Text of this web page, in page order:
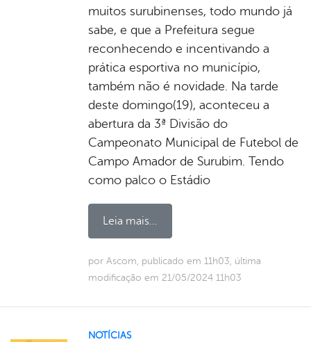
muitos surubinenses, todo mundo já
sabe, e que a Prefeitura segue
reconhecendo e incentivando a
prática esportiva no município,
também não é novidade. Na tarde
deste domingo(19), aconteceu a
abertura da 3ª Divisão do
Campeonato Municipal de Futebol de
Campo Amador de Surubim. Tendo
como palco o Estádio
Leia mais...
por Ascom, publicado em 11h03, última
modificação em 21/05/2024 11h03
NOTÍCIAS